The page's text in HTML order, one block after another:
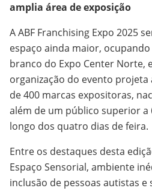
amplia área de exposição
A ABF Franchising Expo 2025
espaço ainda maior,
branco do Expo Center Norte,
organização do evento
de 400 marcas expositoras,
além de um público superior a
longo dos quatro dias de feira.
Entre os destaques desta
Espaço Sensorial, ambiente
inclusão de pessoas autistas e